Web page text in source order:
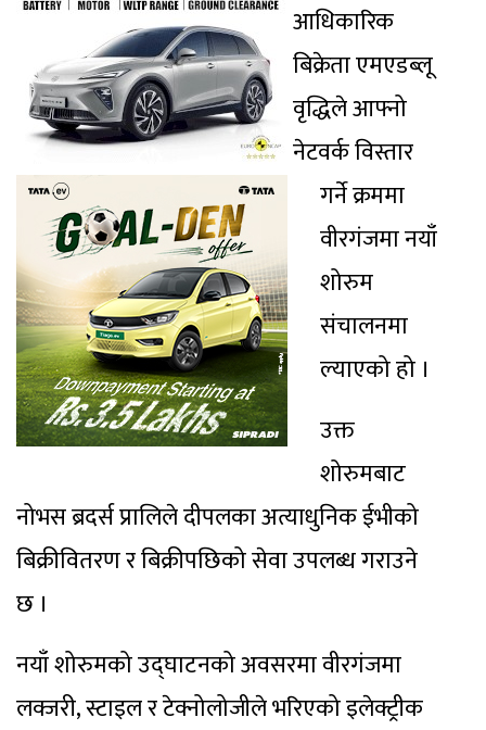
आधिकारिक
बिक्रेता एमएडब्लू
वृद्धिले आफ्नो
नेटवर्क विस्तार
गर्ने क्रममा
वीरगंजमा नयाँ
शोरुम
संचालनमा
ल्याएको हो ।
उक्त
शोरुमबाट
नोभस ब्रदर्स प्रालिले दीपलका अत्याधुनिक ईभीको
बिक्रीवितरण र बिक्रीपछिको सेवा उपलब्ध गराउने
छ ।
नयाँ शोरुमको उद्घाटनको अवसरमा वीरगंजमा
लक्जरी, स्टाइल र टेक्नोलोजीले भरिएको इलेक्ट्रीक